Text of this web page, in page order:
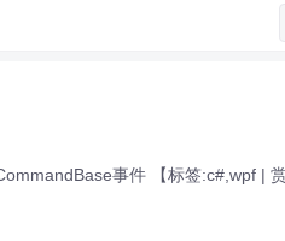
事件 【标签:c#,wpf |